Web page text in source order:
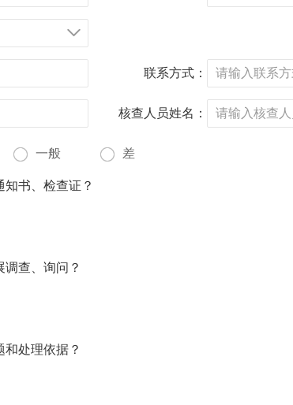
联系方式：
核查人员姓名：
一般 差
书、检查证？
查、询问？
处理依据？